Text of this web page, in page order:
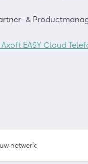
&
EASY Cloud
netwerk: